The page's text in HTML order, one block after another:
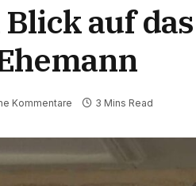
auf
Kommentare 3 Mins Read